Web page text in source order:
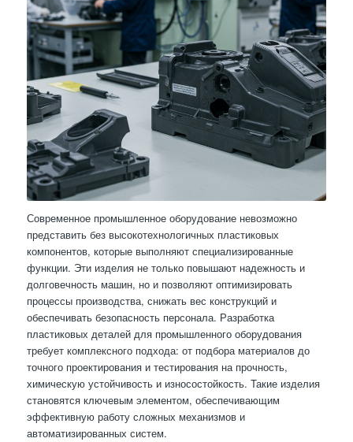
Современное промышленное оборудование невозможно
представить без высокотехнологичных пластиковых
компонентов, которые выполняют специализированные
функции. Эти изделия не только повышают надежность и
долговечность машин, но и позволяют оптимизировать
процессы производства, снижать вес конструкций и
обеспечивать безопасность персонала. Разработка
пластиковых деталей для промышленного оборудования
требует комплексного подхода: от подбора материалов до
точного проектирования и тестирования на прочность,
химическую устойчивость и износостойкость. Такие изделия
становятся ключевым элементом, обеспечивающим
эффективную работу сложных механизмов и
автоматизированных систем.